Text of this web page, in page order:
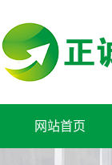
网站首页